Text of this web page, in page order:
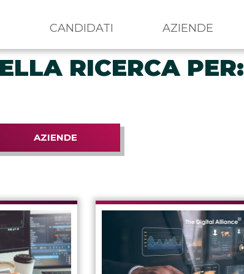
CANDIDATI AZIENDE
RICERCA PER:
AZIENDE